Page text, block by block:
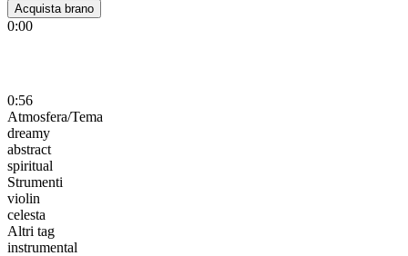
Acquista brano
0:00
0:56
Atmosfera/Tema
dreamy
abstract
spiritual
Strumenti
violin
celesta
Altri tag
instrumental